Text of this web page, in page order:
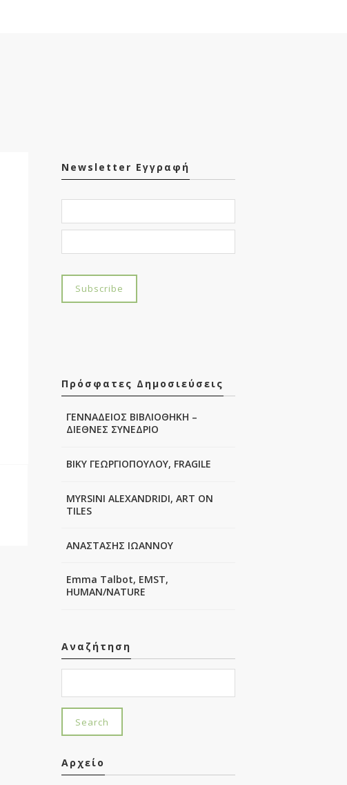
Newsletter Εγγραφή
Πρόσφατες Δημοσιεύσεις
ΓΕΝΝΑΔΕΙΟΣ ΒΙΒΛΙΟΘΗΚΗ –
ΔΙΕΘΝΕΣ ΣΥΝΕΔΡΙΟ
ΒΙΚΥ ΓΕΩΡΓΙΟΠΟΥΛΟΥ, FRAGILE
MYRSINI ALEXANDRIDI, ART ON
TILES
ΑΝΑΣΤΑΣΗΣ ΙΩΑΝΝΟΥ
Emma Talbot, EMST,
HUMAN/NATURE
Αναζήτηση
Αρχείο